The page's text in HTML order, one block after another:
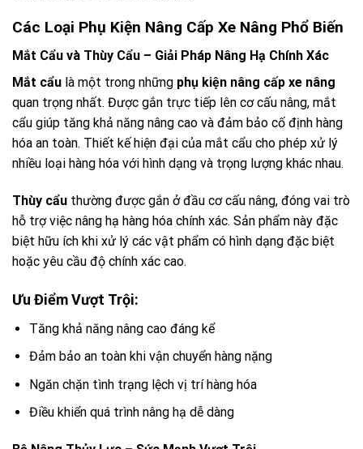
Các Loại Phụ Kiện Nâng Cấp Xe Nâng Phổ Biến
Mắt Cẩu và Thùy Cẩu – Giải Pháp Nâng Hạ Chính Xác
Mắt cẩu là một trong những phụ kiện nâng cấp xe nâng
quan trọng nhất. Được gắn trực tiếp lên cơ cấu nâng, mắt
cẩu giúp tăng khả năng nâng cao và đảm bảo cố định hàng
hóa an toàn. Thiết kế hiện đại của mắt cẩu cho phép xử lý
nhiều loại hàng hóa với hình dạng và trọng lượng khác nhau.
Thùy cẩu thường được gắn ở đầu cơ cấu nâng, đóng vai trò
hỗ trợ việc nâng hạ hàng hóa chính xác. Sản phẩm này đặc
biệt hữu ích khi xử lý các vật phẩm có hình dạng đặc biệt
hoặc yêu cầu độ chính xác cao.
Ưu Điểm Vượt Trội:
Tăng khả năng nâng cao đáng kể
Đảm bảo an toàn khi vận chuyển hàng nặng
Ngăn chặn tình trạng lệch vị trí hàng hóa
Điều khiển quá trình nâng hạ dễ dàng